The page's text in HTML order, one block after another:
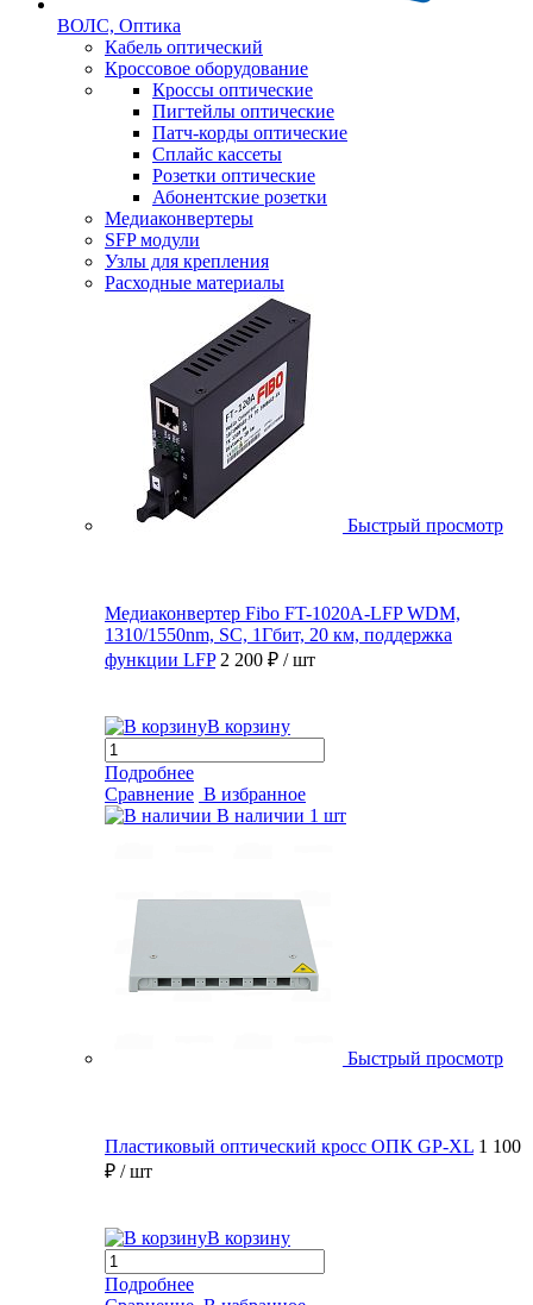
ВОЛС, Оптика
Кабель оптический
Кроссовое оборудование
Кроссы оптические
Пигтейлы оптические
Патч-корды оптические
Сплайс кассеты
Розетки оптические
Абонентские розетки
Медиаконвертеры
SFP модули
Узлы для крепления
Расходные материалы
Быстрый просмотр
Медиаконвертер Fibo FT-1020A-LFP WDM,
1310/1550nm, SC, 1Гбит, 20 км, поддержка
функции LFP 2 200 ₽ / шт
В корзину
Подробнее
Сравнение В избранное
В наличии 1 шт
Быстрый просмотр
Пластиковый оптический кросс ОПК GP-XL 1 100
₽ / шт
В корзину
Подробнее